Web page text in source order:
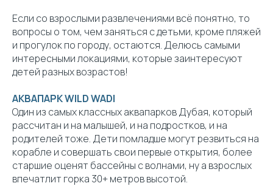
Если со взрослыми развлечениями всё понятно, то
вопросы о том, чем заняться с детьми, кроме пляжей
и прогулок по городу, остаются. Делюсь самыми
интересными локациями, которые заинтересуют
детей разных возрастов!
АКВАПАРК WILD WADI
Один из самых классных аквапарков Дубая, который
рассчитан и на малышей, и на подростков, и на
родителей тоже. Дети помладше могут резвиться на
корабле и совершать свои первые открытия, более
старшие оценят бассейны с волнами, ну а взрослых
впечатлит горка 30+ метров высотой.